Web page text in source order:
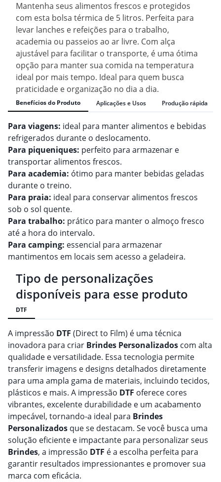
Mantenha seus alimentos frescos e protegidos
com esta bolsa térmica de 5 litros. Perfeita para
levar lanches e refeições para o trabalho,
academia ou passeios ao ar livre. Com alça
ajustável para facilitar o transporte, é uma ótima
opção para manter sua comida na temperatura
ideal por mais tempo. Ideal para quem busca
praticidade e organização no dia a dia.
Benefícios do Produto Aplicações e Usos Produção rápida
Para viagens: ideal para manter alimentos e bebidas
refrigerados durante o deslocamento.
Para piqueniques: perfeito para armazenar e
transportar alimentos frescos.
Para academia: ótimo para manter bebidas geladas
durante o treino.
Para praia: ideal para conservar alimentos frescos
sob o sol quente.
Para trabalho: prático para manter o almoço fresco
até a hora do intervalo.
Para camping: essencial para armazenar
mantimentos em locais sem acesso a geladeira.
Tipo de personalizações
disponíveis para esse produto
DTF
A impressão DTF (Direct to Film) é uma técnica
inovadora para criar Brindes Personalizados com alta
qualidade e versatilidade. Essa tecnologia permite
transferir imagens e designs detalhados diretamente
para uma ampla gama de materiais, incluindo tecidos,
plásticos e mais. A impressão DTF oferece cores
vibrantes, excelente durabilidade e um acabamento
impecável, tornando-a ideal para Brindes
Personalizados que se destacam. Se você busca uma
solução eficiente e impactante para personalizar seus
Brindes, a impressão DTF é a escolha perfeita para
garantir resultados impressionantes e promover sua
marca com eficácia.